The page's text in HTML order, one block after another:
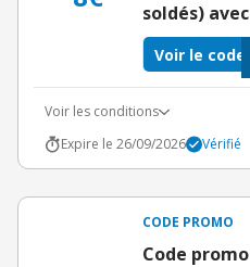
soldés)
Voir le code
Voir les conditions
Expire le 26/09/2026
Vérifié
CODE PROMO
Code